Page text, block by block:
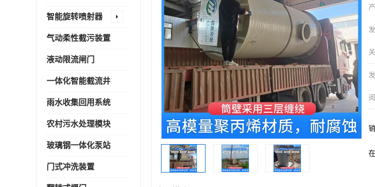
智能旋转喷射器
气动柔性截污装置
液动限流闸门
一体化智能截流井
雨水收集回用系统
农村污水处理模块
玻璃钢一体化泵站
门式冲洗装置